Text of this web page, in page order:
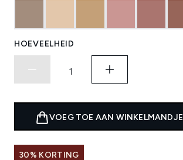
HOEVEELHEID
VOEG TOE AAN WINKELMANDJE
30% KORTING